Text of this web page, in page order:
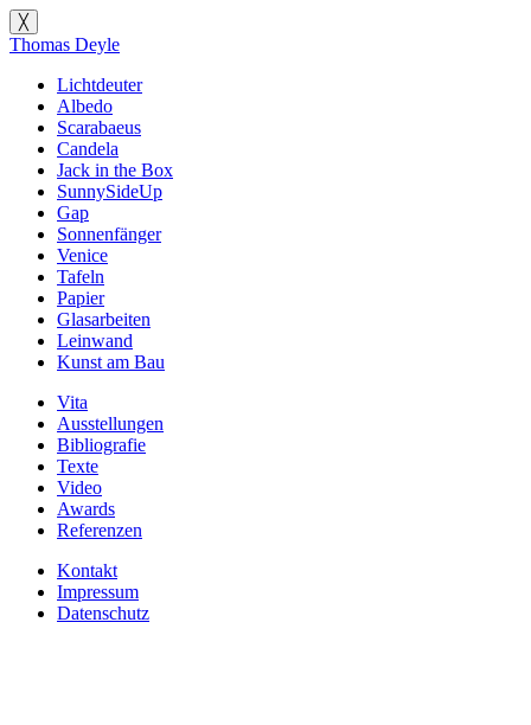
╳
Thomas Deyle
Lichtdeuter
Albedo
Scarabaeus
Candela
Jack in the Box
SunnySideUp
Gap
Sonnenfänger
Venice
Tafeln
Papier
Glasarbeiten
Leinwand
Kunst am Bau
Vita
Ausstellungen
Bibliografie
Texte
Video
Awards
Referenzen
Kontakt
Impressum
Datenschutz